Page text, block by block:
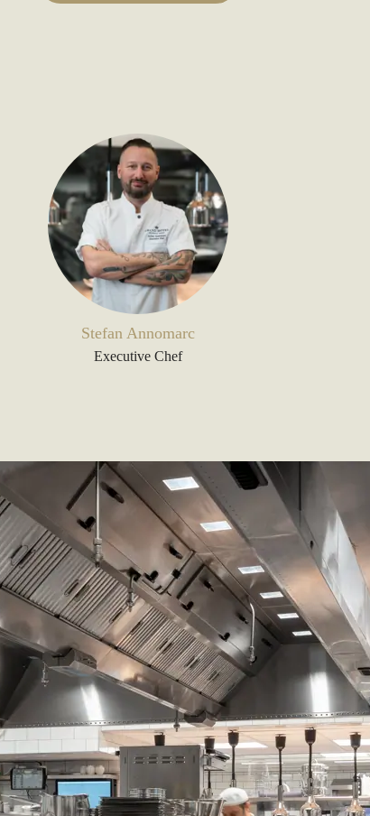
Stefan Annomarc
Executive Chef